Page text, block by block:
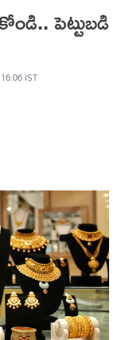
పెట్టుబడి
IST